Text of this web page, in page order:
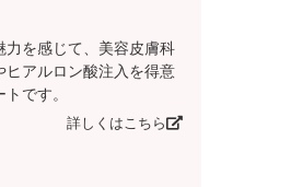
力を感じて、美容皮膚科
アルロン酸注入を得意
です。
詳しくはこちら